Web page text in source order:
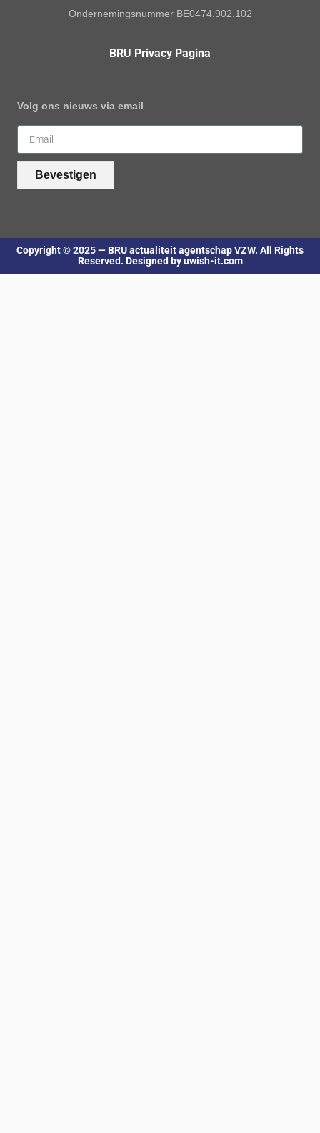
Ondernemingsnummer BE0474.902.102
BRU Privacy Pagina
Volg ons nieuws via email
Bevestigen
Copyright © 2025 — BRU actualiteit agentschap VZW. All Rights
Reserved. Designed by uwish-it.com